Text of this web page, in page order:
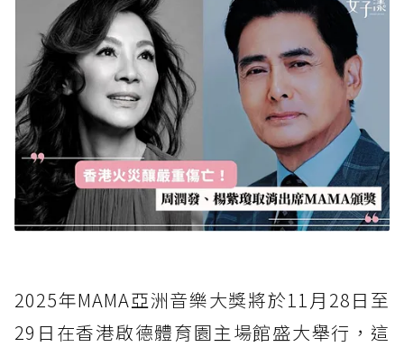
2025年MAMA亞洲音樂大獎將於11月28日至
29日在香港啟德體育園主場館盛大舉行，這